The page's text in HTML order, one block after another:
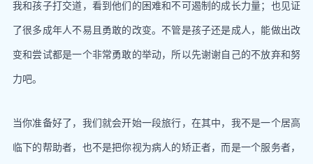
我和孩子打交道，看到他们的困难和不可遏制的成长力量；也见证
了很多成年人不易且勇敢的改变。不管是孩子还是成人，能做出改
变和尝试都是一个非常勇敢的举动，所以先谢谢自己的不放弃和努
力吧。
当你准备好了，我们就会开始一段旅行，在其中，我不是一个居高
临下的帮助者，也不是把你视为病人的矫正者，而是一个服务者，